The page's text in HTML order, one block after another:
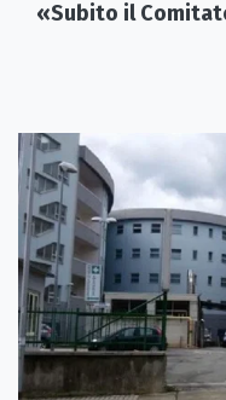
«Subito il